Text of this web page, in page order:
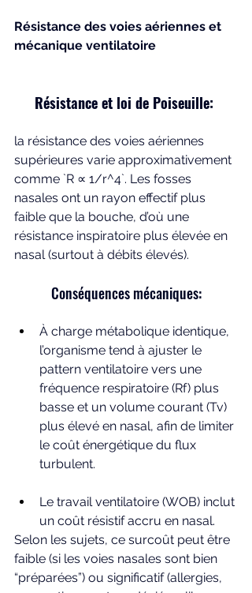
Résistance des voies aériennes et
mécanique ventilatoire
Résistance et loi de Poiseuille:
la résistance des voies aériennes
supérieures varie approximativement
comme `R ∝ 1/r^4`. Les fosses
nasales ont un rayon effectif plus
faible que la bouche, d’où une
résistance inspiratoire plus élevée en
nasal (surtout à débits élevés).
Conséquences mécaniques:
À charge métabolique identique,
l’organisme tend à ajuster le
pattern ventilatoire vers une
fréquence respiratoire (Rf) plus
basse et un volume courant (Tv)
plus élevé en nasal, afin de limiter
le coût énergétique du flux
turbulent.
Le travail ventilatoire (WOB) inclut
un coût résistif accru en nasal.
Selon les sujets, ce surcoût peut être
faible (si les voies nasales sont bien
“préparées”) ou significatif (allergies,